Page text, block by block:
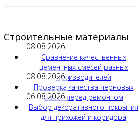
Строительные материалы
08.08.2026
Сравнение качественных
цементных смесей разных
производителей
08.08.2026
Проверка качества черновых
работ перед ремонтом
06.08.2026
Выбор декоративного покрытия
для прихожей и коридора